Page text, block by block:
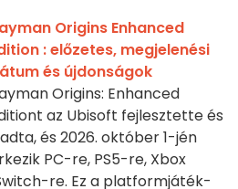
Origins Enhanced
: előzetes, megjelenési
és újdonságok
Origins: Enhanced
az Ubisoft fejlesztette és
és 2026. október 1-jén
PC-re, PS5-re, Xbox
re. Ez a platformjáték-